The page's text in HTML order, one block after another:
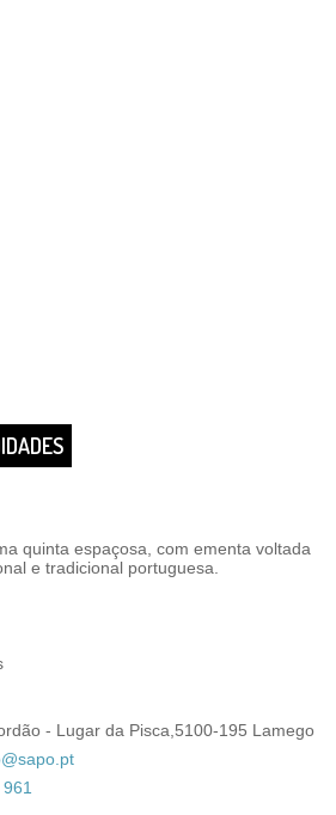
quinta espaçosa, com ementa voltada
e tradicional portuguesa.
- Lugar da Pisca,5100-195 Lamego